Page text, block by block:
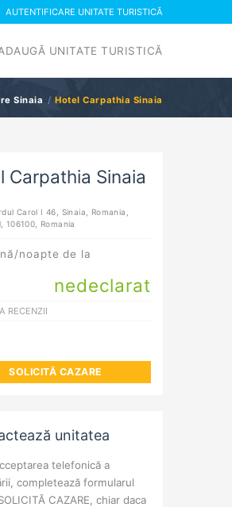
AUTENTIFICARE UNITATE TURISTICĂ
UNITATE TURISTICĂ
Sinaia Hotel Carpathia Sinaia
Carpathia Sinaia
Carol I 46, Sinaia, Romania,
106100, Romania
noapte de la
nedeclarat
RECENZII
SOLICITĂ CAZARE
unitatea
telefonică a
completează formularul
CAZARE, chiar daca